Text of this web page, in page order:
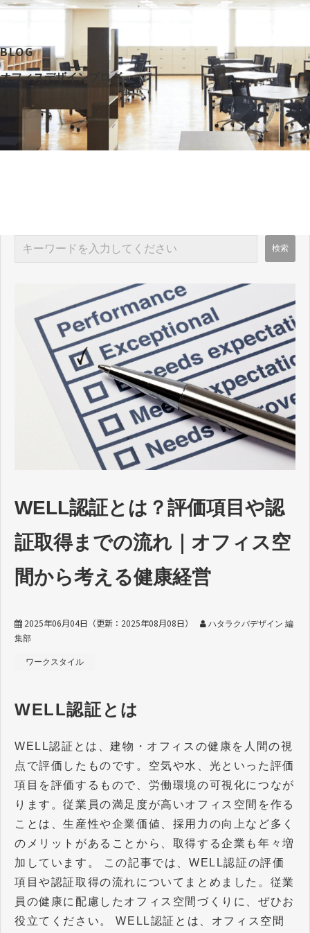
BLOG
オフィスデザインブログ
WELL認証とは？評価項目や認
証取得までの流れ｜オフィス空
間から考える健康経営
2025年06月04日 （更新： 2025年08月08日）
ハタラクバデザイン 編
集部
ワークスタイル
WELL認証とは
WELL認証とは、建物・オフィスの健康を人間の視
点で評価したものです。空気や水、光といった評価
項目を評価するもので、労働環境の可視化につなが
ります。従業員の満足度が高いオフィス空間を作る
ことは、生産性や企業価値、採用力の向上など多く
のメリットがあることから、取得する企業も年々増
加しています。 この記事では、WELL認証の評価
項目や認証取得の流れについてまとめました。従業
員の健康に配慮したオフィス空間づくりに、ぜひお
役立てください。 WELL認証とは、オフィス空間